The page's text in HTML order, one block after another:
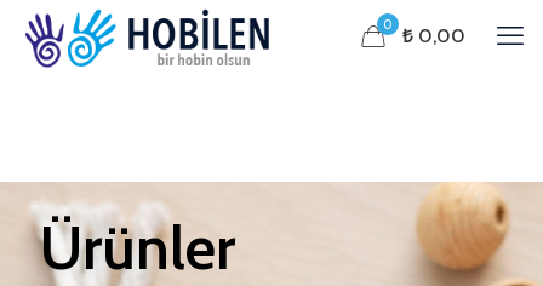
0 ₺ 0,00
Ürünler